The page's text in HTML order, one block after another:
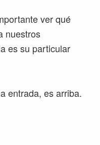
ver qué
nuestros
es su particular
entrada, es arriba.